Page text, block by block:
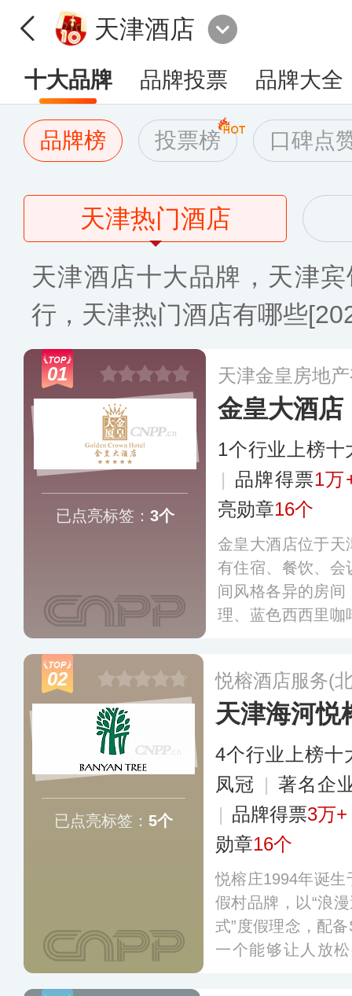
天津酒店
十大品牌 品牌投票 品牌大全
品牌榜 投票榜 口碑点
天津热门酒店
天津酒店十大品牌，天津
行，天津热门酒店有哪些
01
已点亮标签： 3个
天津金皇房地
金皇大酒店
1个行业上榜十
| 品牌得票1万
亮勋章16个
金皇大酒店位于天
有住宿、餐饮、会
间风格各异的房
理、蓝色西西里咖
及会议的适宜之选
02
已点亮标签： 5个
悦榕酒店服务(
天津海河悦
4个行业上榜十
凤冠 | 著名企
| 品牌得票3万+
勋章16个
悦榕庄1994年诞
假村品牌，以“浪
式”度假理念，配
一个能够让人放